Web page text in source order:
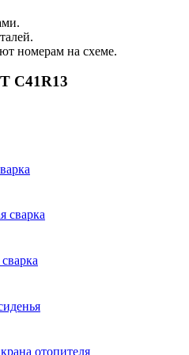
номерам на схеме.
C41R13
сварка
отопителя